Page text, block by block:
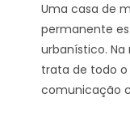
Uma casa de
permanente
urbanístico. Na
trata de todo o
comunicação